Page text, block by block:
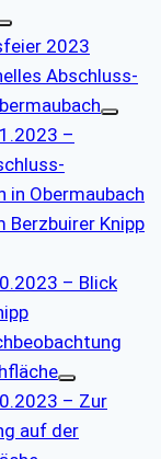
2023
Abschluss-
–
in Obermaubach
Berzbuirer Knipp
– Blick
– Zur
auf der